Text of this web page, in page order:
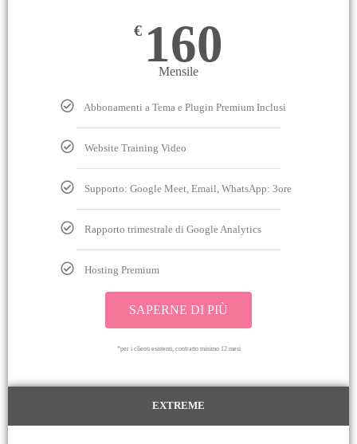
€ 160
Mensile
Abbonamenti a Tema e Plugin Premium Inclusi
Website Training Video
Supporto: Google Meet, Email, WhatsApp: 3ore
Rapporto trimestrale di Google Analytics
Hosting Premium
SAPERNE DI PIÙ
*per i clienti esistenti, contratto minimo 12 mesi
EXTREME